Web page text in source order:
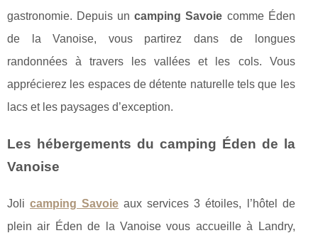
gastronomie. Depuis uncamping Savoie comme Éden
de la Vanoise, vous partirez dans de longues
randonnées à travers les vallées et les cols. Vous
apprécierez les espaces de détente naturelle tels que les
lacs et les paysages d’exception.
Les hébergements du camping Éden de la
Vanoise
Jolicamping Savoie aux services 3 étoiles, l’hôtel de
plein air Éden de la Vanoise vous accueille à Landry,